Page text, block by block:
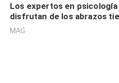
Los expertos en
disfrutan de los abrazos
sensibilidad a los
MAG.